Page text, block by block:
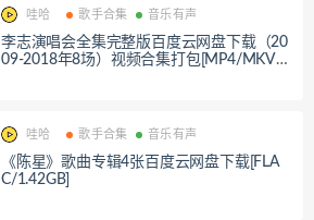
哇哈 歌手合集 音乐有声
李志演唱会全集完整版百度云网盘下载（20
09-2018年8场）视频合集打包[MP4/MKV/F
哇哈 歌手合集 音乐有声
《陈星》歌曲专辑4张百度云网盘下载[FLA
C/1.42GB]